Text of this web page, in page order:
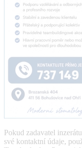
Pokud zadavatel
své kontaktní údaje,